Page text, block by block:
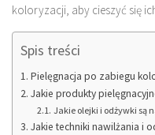
koloryzacji, aby cieszyć się
Spis treści
Pielęgnacja po zabiegu
Jakie produkty
Jakie olejki i odżywki są
Jakie techniki nawilżania i